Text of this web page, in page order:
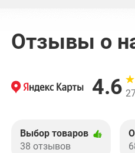
Отзывы о
4.6
Выбор товаров
38 отзывов